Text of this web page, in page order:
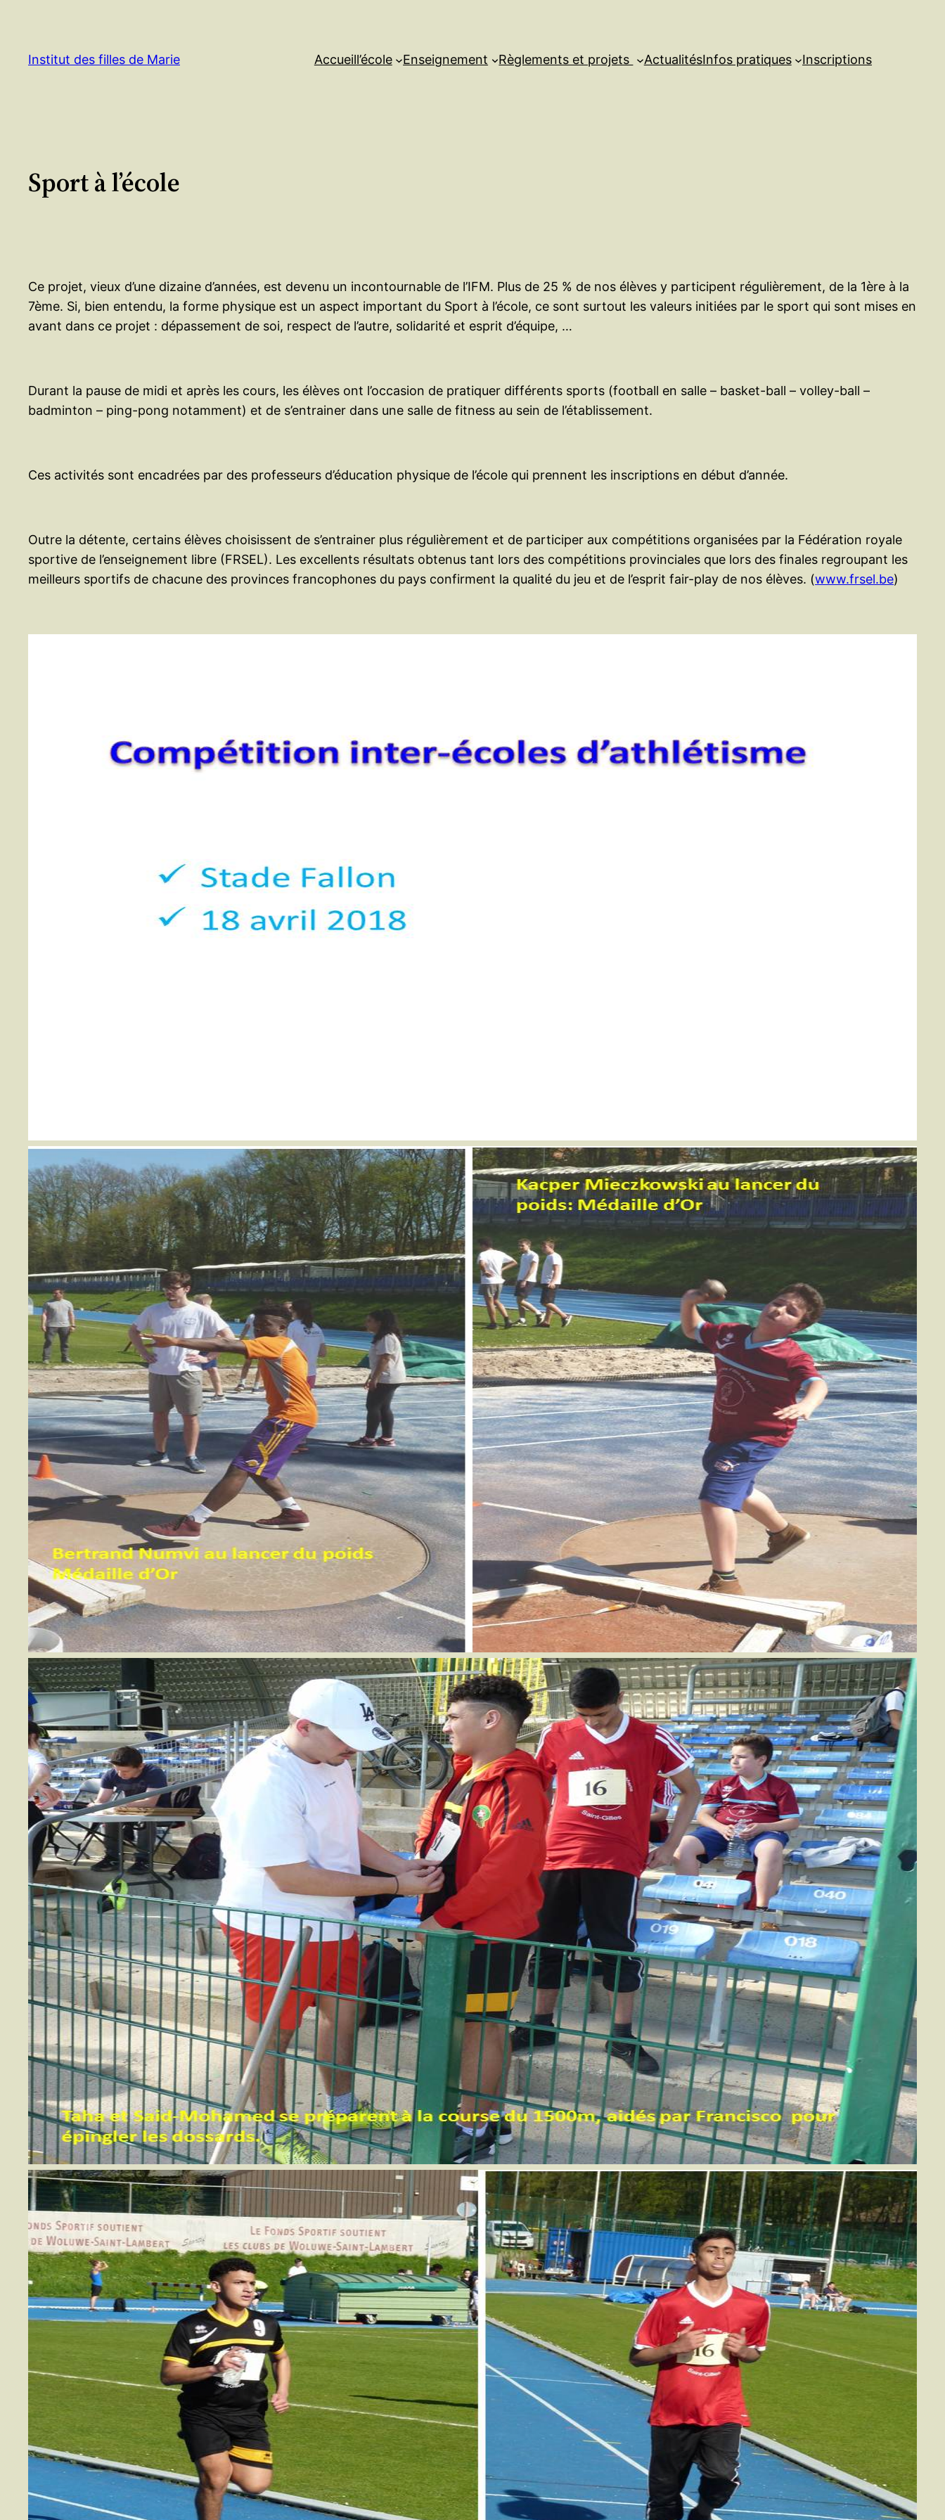
contenu
Institut des filles de Marie Accueill’école Enseignement Règlements et projets ActualitésInfos pratiques Inscriptions
Sport à l’école
Ce projet, vieux d’une dizaine d’années, est devenu un incontournable de l’IFM. Plus de 25 % de nos élèves y participent régulièrement, de la 1ère à la
7ème. Si, bien entendu, la forme physique est un aspect important du Sport à l’école, ce sont surtout les valeurs initiées par le sport qui sont mises en
avant dans ce projet : dépassement de soi, respect de l’autre, solidarité et esprit d’équipe, …
Durant la pause de midi et après les cours, les élèves ont l’occasion de pratiquer différents sports (football en salle – basket-ball – volley-ball –
badminton – ping-pong notamment) et de s’entrainer dans une salle de fitness au sein de l’établissement.
Ces activités sont encadrées par des professeurs d’éducation physique de l’école qui prennent les inscriptions en début d’année.
Outre la détente, certains élèves choisissent de s’entrainer plus régulièrement et de participer aux compétitions organisées par la Fédération royale
sportive de l’enseignement libre (FRSEL). Les excellents résultats obtenus tant lors des compétitions provinciales que lors des finales regroupant les
meilleurs sportifs de chacune des provinces francophones du pays confirment la qualité du jeu et de l’esprit fair-play de nos élèves. (www.frsel.be)